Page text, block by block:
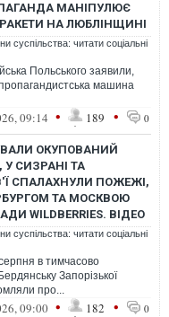
МАНІПУЛЮЄ
НА ЛЮБЛІНЩИНІ
суспільства: читати соціальні
Польського заявили,
машина
09:14 • 189 • 0
ОКУПОВАНИЙ
У СИЗРАНІ ТА
СПАЛАХНУЛИ ПОЖЕЖІ,
ТА МОСКВОЮ
WILDBERRIES. ВІДЕО
суспільства: читати соціальні
в тимчасово
Запорізької
про...
09:00 • 182 • 0